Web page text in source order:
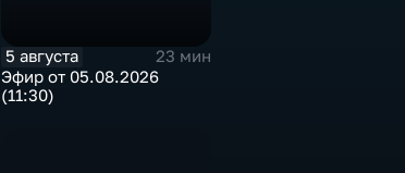
5 августа
23 мин
Эфир от 05.08.2026
(11:30)